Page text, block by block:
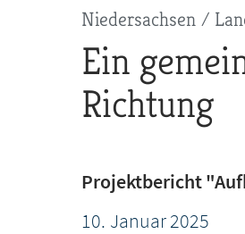
Pfadnavigation
Niedersachsen
Ein
Richtung
Projektbericht
10. Januar2025